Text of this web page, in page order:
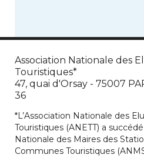
Association Nationale des
Touristiques*
47, quai d'Orsay - 75007
36
*L’Association Nationale des
Touristiques (ANETT) a
Nationale des Maires des
Communes Touristiques